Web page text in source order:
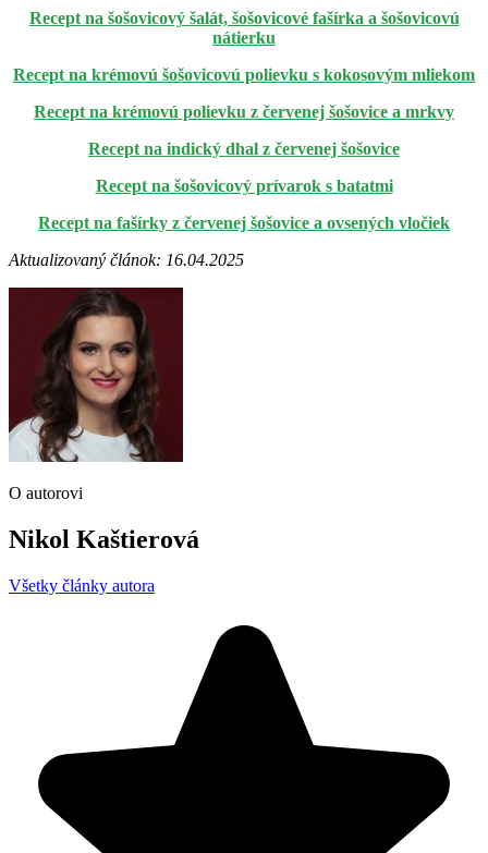
Recept na šošovicový šalát, šošovicové fašírka a šošovicovú
nátierku
Recept na krémovú šošovicovú polievku s kokosovým mliekom
Recept na krémovú polievku z červenej šošovice a mrkvy
Recept na indický dhal z červenej šošovice
Recept na šošovicový prívarok s batatmi
Recept na fašírky z červenej šošovice a ovsených vločiek
Aktualizovaný článok: 16.04.2025
O autorovi
Nikol Kaštierová
Všetky články autora